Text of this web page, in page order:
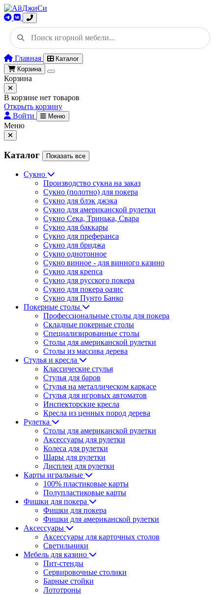
Главная
Каталог
Корзина
Корзина
В корзине нет товаров
Открыть корзину
Войти
Меню
Меню
Каталог Показать все
Сукно
Производство сукна на заказ
Сукно (полотно) для покера
Сукно для блэк джэка
Сукно для американской рулетки
Сукно Сека, Тринька, Свара
Сукно для баккары
Сукно для преферанса
Сукно для бриджа
Сукно однотонное
Сукно винное - для винного казино
Сукно для крепса
Сукно для русского покера
Сукно для покера оазис
Сукно для Пунто Банко
Покерные столы
Профессиональные столы для покера
Складные покерные столы
Специализированные столы
Столы для американской рулетки
Столы из массива дерева
Стулья и кресла
Классические стулья
Стулья для баров
Стулья на металлическом каркасе
Стулья для игровых автоматов
Инспекторские кресла
Кресла из ценных пород дерева
Рулетка
Столы для американской рулетки
Аксессуары для рулетки
Колеса для рулетки
Шары для рулетки
Дисплеи для рулетки
Карты игральные
100% пластиковые карты
Полупластиковые карты
Фишки для покера
Фишки для покера
Фишки для американской рулетки
Аксессуары
Аксессуары для карточных столов
Светильники
Мебель для казино
Пит-стенды
Сервировочные столики
Барные стойки
Лототроны